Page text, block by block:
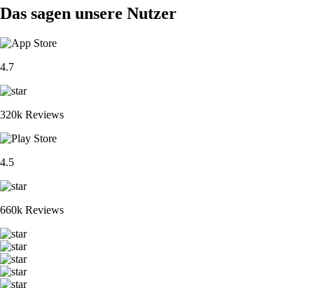
Das sagen unsere Nutzer
4.7
320k Reviews
4.5
660k Reviews